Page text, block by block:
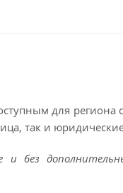
для
так и
и без